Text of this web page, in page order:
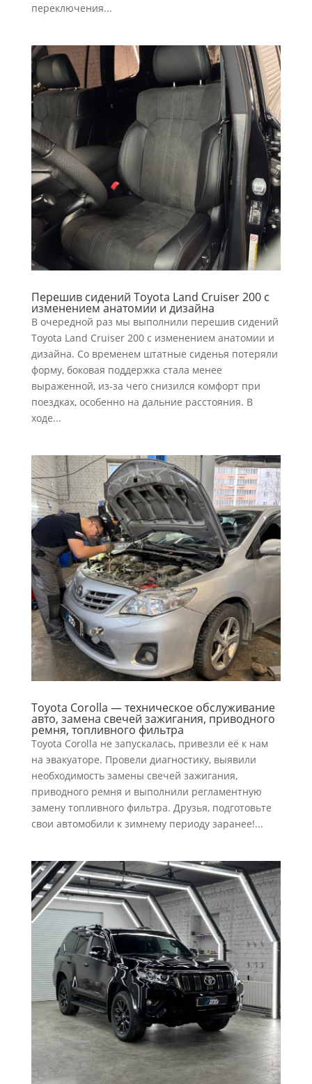
переключения...
Перешив сидений Toyota Land Cruiser 200 с
изменением анатомии и дизайна
В очередной раз мы выполнили перешив сидений
Toyota Land Cruiser 200 с изменением анатомии и
дизайна. Со временем штатные сиденья потеряли
форму, боковая поддержка стала менее
выраженной, из-за чего снизился комфорт при
поездках, особенно на дальние расстояния. В
ходе...
Toyota Corolla — техническое обслуживание
авто, замена свечей зажигания, приводного
ремня, топливного фильтра
Toyota Corolla не запускалась, привезли её к нам
на эвакуаторе. Провели диагностику, выявили
необходимость замены свечей зажигания,
приводного ремня и выполнили регламентную
замену топливного фильтра. Друзья, подготовьте
свои автомобили к зимнему периоду заранее!...